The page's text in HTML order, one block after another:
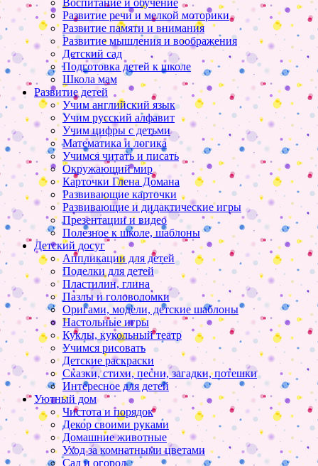
Воспитание и обучение
Развитие речи и мелкой моторики
Развитие памяти и внимания
Развитие мышления и воображения
Детский сад
Подготовка детей к школе
Школа мам
Развитие детей
Учим английский язык
Учим русский алфавит
Учим цифры с детьми
Математика и логика
Учимся читать и писать
Окружающий мир
Карточки Глена Домана
Развивающие карточки
Развивающие и дидактические игры
Презентации и видео
Полезное к школе, шаблоны
Детский досуг
Аппликации для детей
Поделки для детей
Пластилин, глина
Пазлы и головоломки
Оригами, модели, детские шаблоны
Настольные игры
Куклы, кукольный театр
Учимся рисовать
Детские раскраски
Сказки, стихи, песни, загадки, потешки
Интересное для детей
Уютный дом
Чистота и порядок
Декор своими руками
Домашние животные
Уход за комнатными цветами
Сад и огород